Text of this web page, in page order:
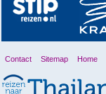
Contact Sitemap Home